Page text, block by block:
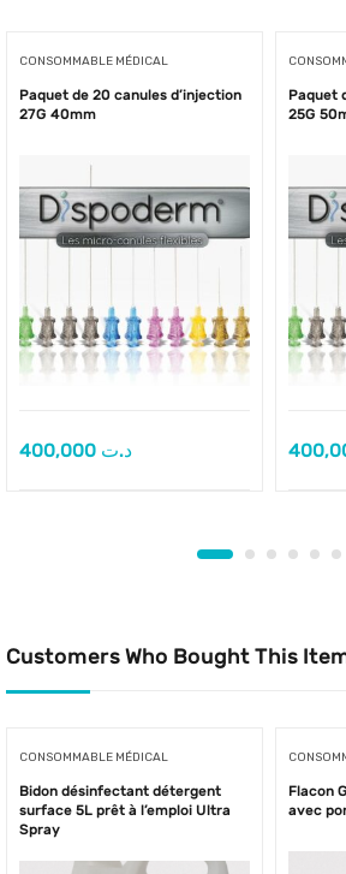
CONSOMMABLE MÉDICAL
Paquet de 20 canules d’injection
27G 40mm
د.ت
Paquet
25G
Customers Who Bought This
CONSOMMABLE MÉDICAL
Bidon désinfectant détergent
surface 5L prêt à l’emploi Ultra
Spray
Flacon
avec